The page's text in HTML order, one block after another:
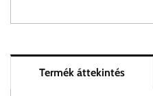
Termék áttekintés